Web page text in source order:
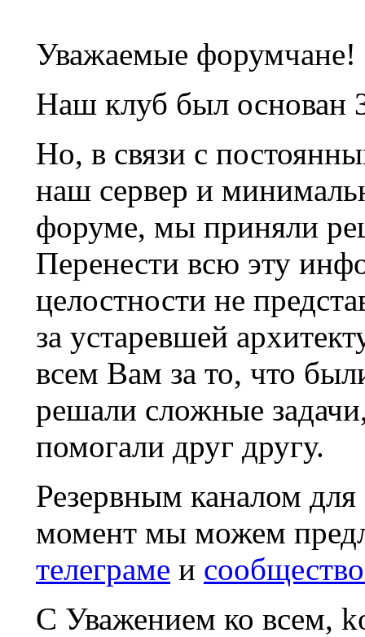
Уважаемые форумчане!
Наш клуб был основан
Но, в связи с
наш сервер и
форуме, мы приняли
Перенести всю эту
целостности не
за устаревшей
всем Вам за то, что
решали сложные
помогали друг другу.
Резервным каналом
момент мы можем
телеграме и
С Уважением ко всем,